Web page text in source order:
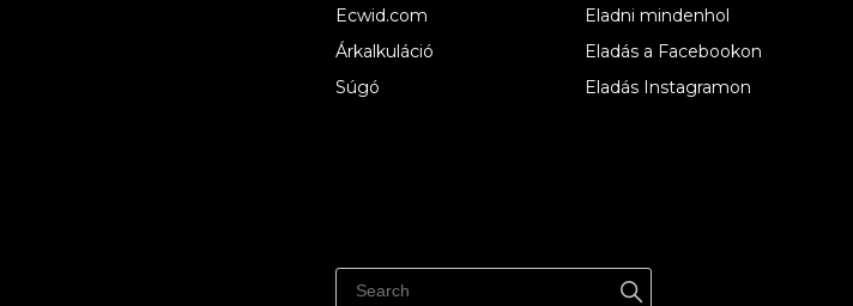
Ecwid.com
Árkalkuláció
Súgó
Eladni mindenhol
Eladás a Facebookon
Eladás Instagramon